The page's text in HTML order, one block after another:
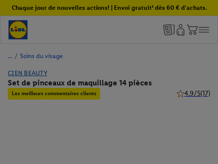
Chaque jour de nouvelles actions! | Envoi gratuit¹ dès 60 € d'achats.
/ Soins du visage
CIEN BEAUTY
Set de pinceaux de maquillage 14 pièces
Les meilleurs commentaires clients 4.9/5(17)